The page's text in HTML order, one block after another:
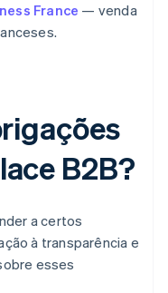
France — venda
B2B?
a certos
à transparência e
esses